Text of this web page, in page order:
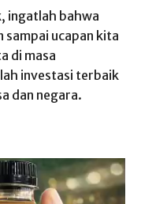
ingatlah bahwa
sampai ucapan kita
di masa
investasi terbaik
dan negara.